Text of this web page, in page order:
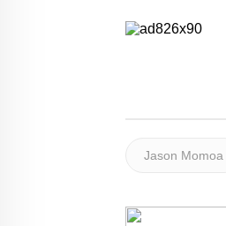
Jason Momoa